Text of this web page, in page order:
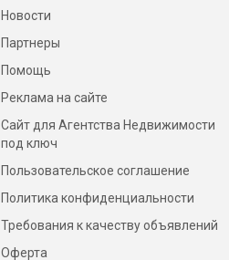
Новости
Партнеры
Помощь
Реклама на сайте
Сайт для Агентства Недвижимости
под ключ
Пользовательское соглашение
Политика конфиденциальности
Требования к качеству объявлений
Оферта